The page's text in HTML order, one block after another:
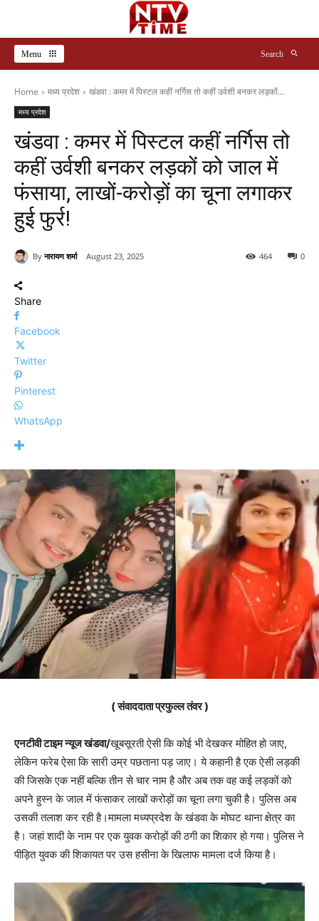
Menu Search
Home मध्य प्रदेश खंडवा : कमर में पिस्टल कहीं नर्गिस तो कहीं उर्वशी बनकर लड़कों...
मध्य प्रदेश
खंडवा : कमर में पिस्टल कहीं नर्गिस तो
कहीं उर्वशी बनकर लड़कों को जाल में
फंसाया, लाखों-करोड़ों का चूना लगाकर
हुई फुर्र!
By नारायण शर्मा August 23, 2025 0
464
Share
Facebook
Twitter
Pinterest
WhatsApp
( संवाददाता प्रफुल्ल तंवर )
एनटीवी टाइम न्यूज खंडवा/खूबसूरती ऐसी कि कोई भी देखकर मोहित हो जाए,
लेकिन फरेब ऐसा कि सारी उम्र पछताना पड़ जाए। ये कहानी है एक ऐसी लड़की
की जिसके एक नहीं बल्कि तीन से चार नाम है और अब तक वह कई लड़कों को
अपने हुस्न के जाल में फंसाकर लाखों करोड़ों का चूना लगा चुकी है। पुलिस अब
उसकी तलाश कर रही है।मामला मध्यप्रदेश के खंडवा के मोघट थाना क्षेत्र का
है। जहां शादी के नाम पर एक युवक करोड़ों की ठगी का शिकार हो गया। पुलिस ने
पीड़ित युवक की शिकायत पर उस हसीना के खिलाफ मामला दर्ज किया है।